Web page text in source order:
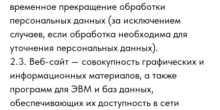
временное прекращение обработки
персональных данных (за исключением
случаев, если обработка необходима для
уточнения персональных данных).
2.3. Веб-сайт — совокупность графических и
информационных материалов, а также
программ для ЭВМ и баз данных,
обеспечивающих их доступность в сети